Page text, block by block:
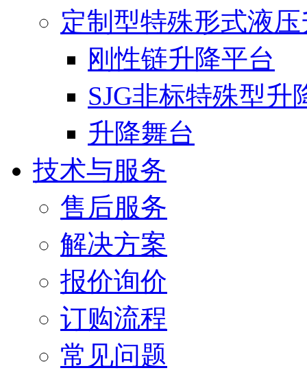
定制型特殊形式液
刚性链升降平台
SJG非标特殊型升
升降舞台
技术与服务
售后服务
解决方案
报价询价
订购流程
常见问题